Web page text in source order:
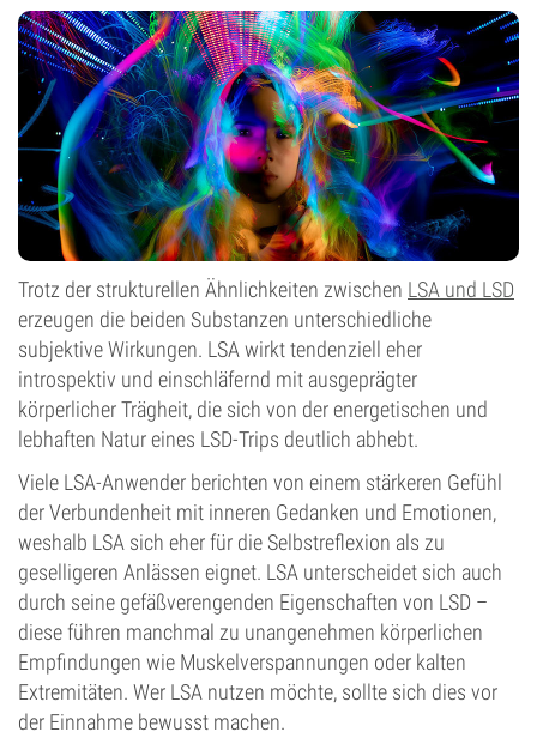
Trotz der strukturellen Ähnlichkeiten zwischen LSA und LSD
erzeugen die beiden Substanzen unterschiedliche
subjektive Wirkungen. LSA wirkt tendenziell eher
introspektiv und einschläfernd mit ausgeprägter
körperlicher Trägheit, die sich von der energetischen und
lebhaften Natur eines LSD-Trips deutlich abhebt.
Viele LSA-Anwender berichten von einem stärkeren Gefühl
der Verbundenheit mit inneren Gedanken und Emotionen,
weshalb LSA sich eher für die Selbstreflexion als zu
geselligeren Anlässen eignet. LSA unterscheidet sich auch
durch seine gefäßverengenden Eigenschaften von LSD –
diese führen manchmal zu unangenehmen körperlichen
Empfindungen wie Muskelverspannungen oder kalten
Extremitäten. Wer LSA nutzen möchte, sollte sich dies vor
der Einnahme bewusst machen.